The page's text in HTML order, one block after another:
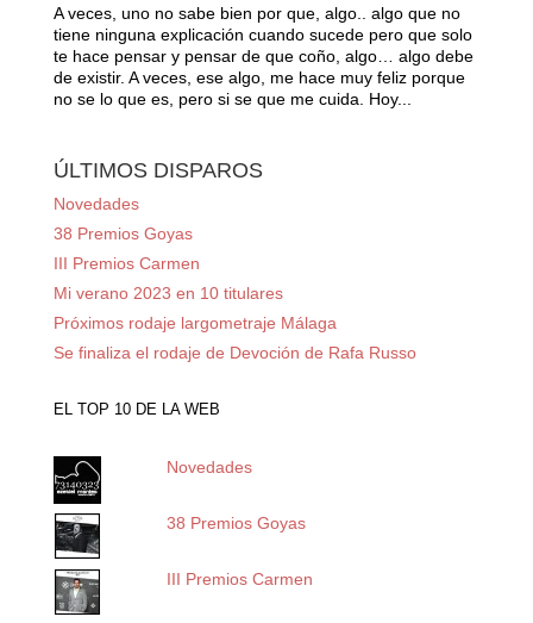
A veces, uno no sabe bien por que, algo.. algo que no
tiene ninguna explicación cuando sucede pero que solo
te hace pensar y pensar de que coño, algo… algo debe
de existir. A veces, ese algo, me hace muy feliz porque
no se lo que es, pero si se que me cuida. Hoy...
ÚLTIMOS DISPAROS
Novedades
38 Premios Goyas
III Premios Carmen
Mi verano 2023 en 10 titulares
Próximos rodaje largometraje Málaga
Se finaliza el rodaje de Devoción de Rafa Russo
EL TOP 10 DE LA WEB
Novedades
38 Premios Goyas
III Premios Carmen